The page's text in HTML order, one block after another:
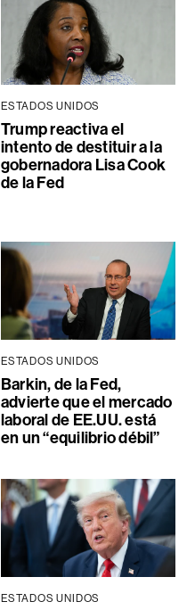
ESTADOS UNIDOS
Trump reactiva el
intento de destituir a la
gobernadora Lisa Cook
de la Fed
ESTADOS UNIDOS
Barkin, de la Fed,
advierte que el mercado
laboral de EE.UU. está
en un “equilibrio débil”
ESTADOS UNIDOS